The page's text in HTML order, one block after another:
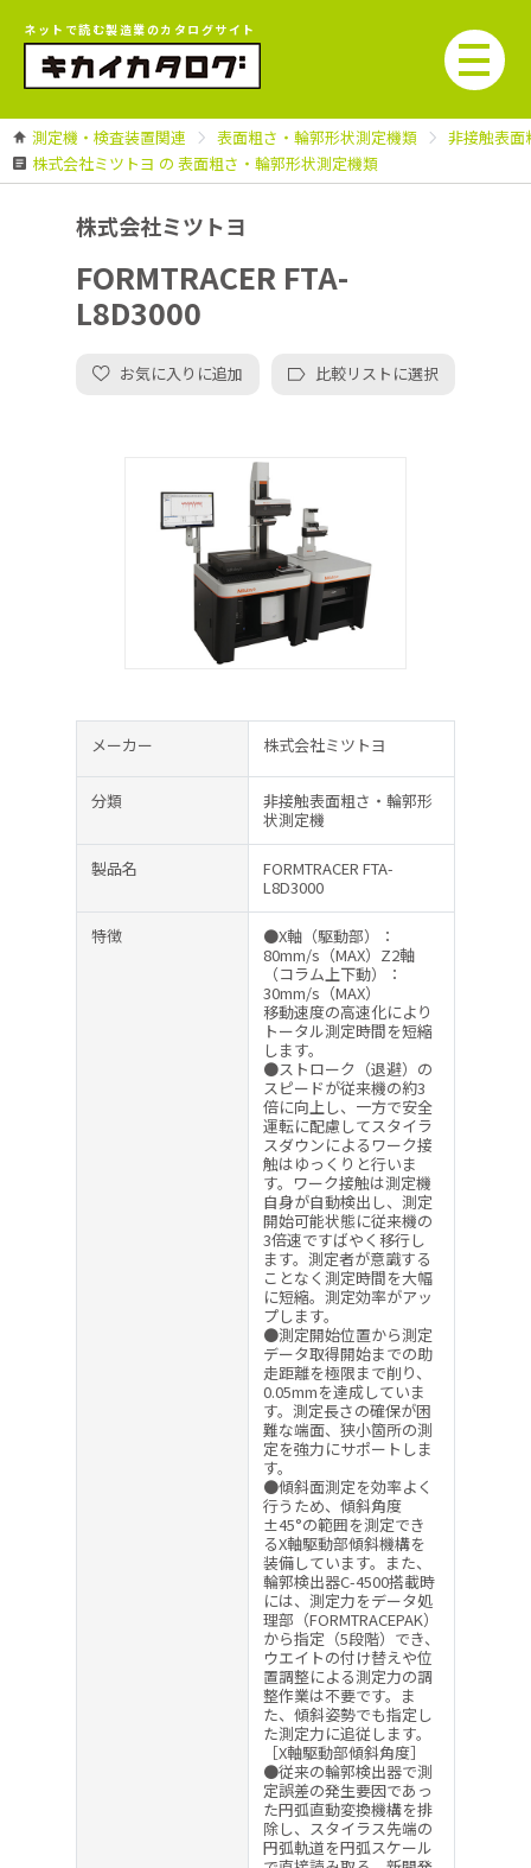
ネットで読む製造業のカタログサイト
測定機・検査装置関連 表面粗さ・輪郭形状測定機類
非接触表面
株式会社ミツトヨ の 表面粗さ・輪郭形状測定機類
株式会社ミツトヨ
FORMTRACER FTA-
L8D3000
お気に入りに追加 比較リストに選択
メーカー 株式会社ミツトヨ
分類
非接触表面粗さ・輪郭形
状測定機
製品名
FORMTRACER FTA-
L8D3000
特徴
●X軸（駆動部）：
80mm/s（MAX）Z2軸
（コラム上下動）：
30mm/s（MAX）
移動速度の高速化により
トータル測定時間を短縮
します。
●ストローク（退避）の
スピードが従来機の約3
倍に向上し、一方で安全
運転に配慮してスタイラ
スダウンによるワーク接
触はゆっくりと行いま
す。ワーク接触は測定機
自身が自動検出し、測定
開始可能状態に従来機の
3倍速ですばやく移行し
ます。測定者が意識する
ことなく測定時間を大幅
に短縮。測定効率がアッ
プします。
●測定開始位置から測定
データ取得開始までの助
走距離を極限まで削り、
0.05mmを達成していま
す。測定長さの確保が困
難な端面、狭小箇所の測
定を強力にサポートしま
す。
●傾斜面測定を効率よく
行うため、傾斜角度
±45°の範囲を測定でき
るX軸駆動部傾斜機構を
装備しています。また、
輪郭検出器C-4500搭載時
には、測定力をデータ処
理部（FORMTRACEPAK）
から指定（5段階）でき、
ウエイトの付け替えや位
置調整による測定力の調
整作業は不要です。ま
た、傾斜姿勢でも指定し
た測定力に追従します。
［X軸駆動部傾斜角度］
●従来の輪郭検出器で測
定誤差の発生要因であっ
た円弧直動変換機構を排
除し、スタイラス先端の
円弧軌道を円弧スケール